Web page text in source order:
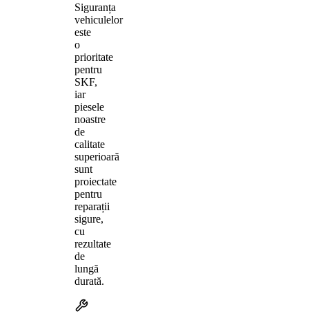
Siguranța
vehiculelor
este
o
prioritate
pentru
SKF,
iar
piesele
noastre
de
calitate
superioară
sunt
proiectate
pentru
reparații
sigure,
cu
rezultate
de
lungă
durată.